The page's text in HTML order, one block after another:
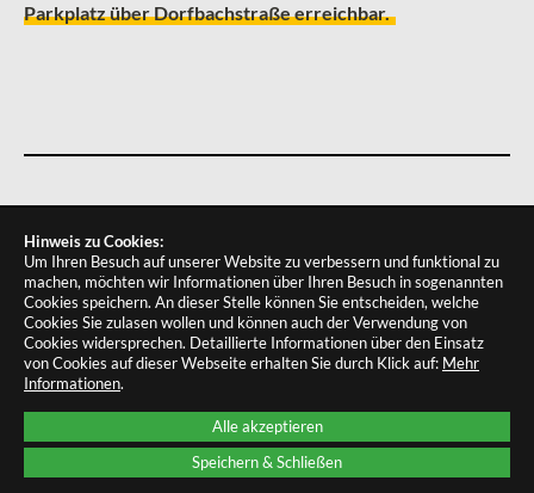
Alle akzeptieren
Speichern & Schließen
Hinweis zu Cookies:
Um Ihren Besuch auf unserer Website zu verbessern und funktional zu
machen, möchten wir Informationen über Ihren Besuch in sogenannten
Cookies speichern. An dieser Stelle können Sie entscheiden, welche
Cookies Sie zulasen wollen und können auch der Verwendung von
Cookies widersprechen. Detaillierte Informationen über den Einsatz
von Cookies auf dieser Webseite erhalten Sie durch Klick auf: Mehr
Informationen.
Parkplatz über Dorfbachstraße erreichbar.
IMPRESSUM DATENSCHUTZ COOKIES